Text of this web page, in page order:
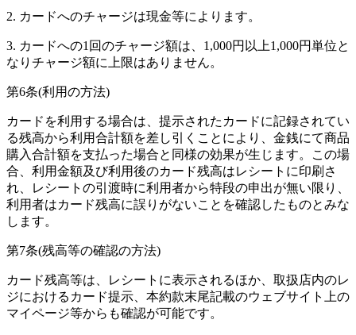
2. カードへのチャージは現金等によります。
3. カードへの1回のチャージ額は、1,000円以上1,000円単位と
なりチャージ額に上限はありません。
第6条(利用の方法)
カードを利用する場合は、提示されたカードに記録されてい
る残高から利用合計額を差し引くことにより、金銭にて商品
購入合計額を支払った場合と同様の効果が生じます。この場
合、利用金額及び利用後のカード残高はレシートに印刷さ
れ、レシートの引渡時に利用者から特段の申出が無い限り、
利用者はカード残高に誤りがないことを確認したものとみな
します。
第7条(残高等の確認の方法)
カード残高等は、レシートに表示されるほか、取扱店内のレ
ジにおけるカード提示、本約款末尾記載のウェブサイト上の
マイページ等からも確認が可能です。